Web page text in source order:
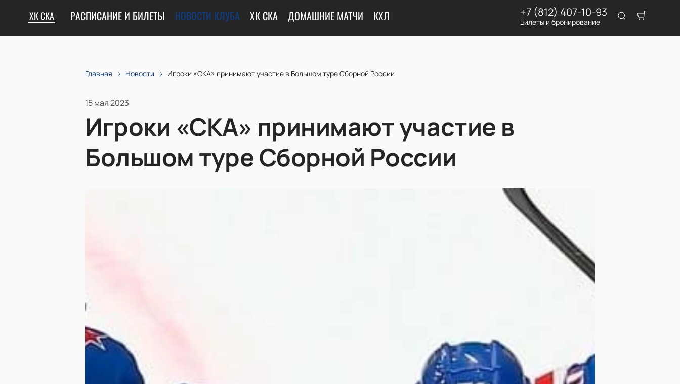
ХК СКА РАСПИСАНИЕ И БИЛЕТЫ НОВОСТИ КЛУБА ХК СКА ДОМАШНИЕ МАТЧИ КХЛ +7 (812) 407-10-93
Билеты и бронирование
Главная Новости Игроки «СКА» принимают участие в Большом туре Сборной России
15 мая 2023
Игроки «СКА» принимают участие в
Большом туре Сборной России